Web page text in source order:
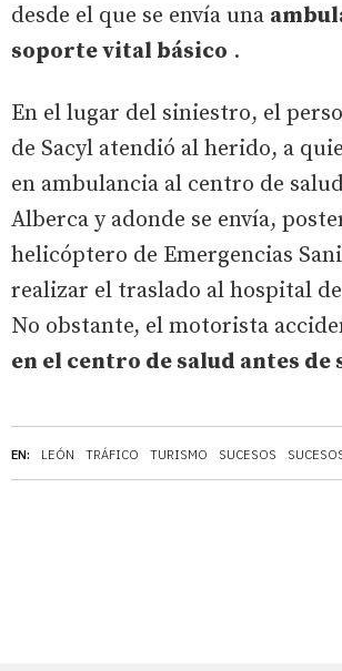
EN: LEÓN TRÁFICO TURISMO SUCESOS
desde el que se envía una
soporte vital básico .
En el lugar del siniestro, el
de Sacyl atendió al herido, a
en ambulancia al centro de
Alberca y adonde se envía,
helicóptero de Emergencias
realizar el traslado al hospital
No obstante, el motorista
en el centro de salud antes de